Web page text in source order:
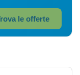
le offerte